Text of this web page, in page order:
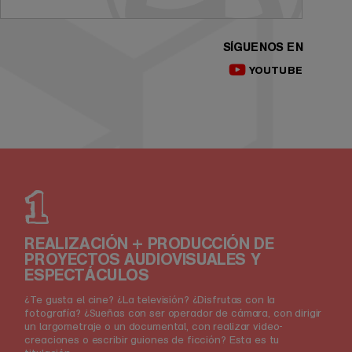
SÍGUENOS EN
YOUTUBE
1
REALIZACIÓN + PRODUCCIÓN DE
PROYECTOS AUDIOVISUALES Y
ESPECTÁCULOS
¿Te gusta el cine? ¿La televisión? ¿Disfrutas con la
fotografía? ¿Sueñas con ser operador de cámara, con dirigir
un largometraje o un documental, con realizar video-
creaciones o escribir guiones de ficción? Esta es tu